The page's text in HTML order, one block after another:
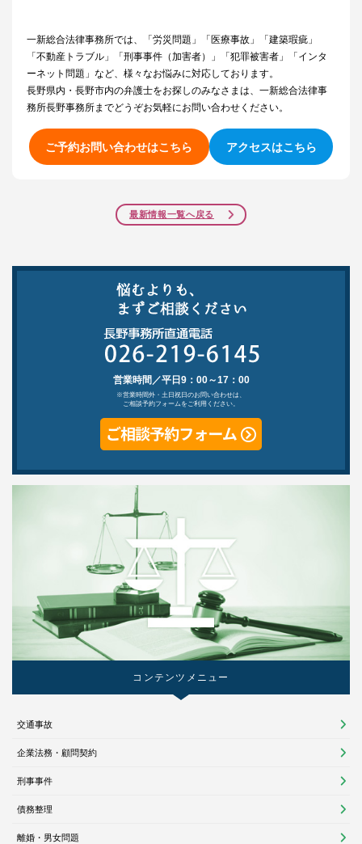
一新総合法律事務所では、「労災問題」「医療事故」「建築瑕疵」
「不動産トラブル」「刑事事件（加害者）」「犯罪被害者」「インタ
ーネット問題」など、様々なお悩みに対応しております。
長野県内・長野市内の弁護士をお探しのみなさまは、一新総合法律事
務所長野事務所までどうぞお気軽にお問い合わせください。
ご予約お問い合わせはこちら アクセスはこちら
最新情報一覧へ戻る
営業時間／平日9：00～17：00
※営業時間外・土日祝日のお問い合わせは、
ご相談予約フォームをご利用ください。
コンテンツメニュー
交通事故
企業法務・顧問契約
刑事事件
債務整理
離婚・男女問題